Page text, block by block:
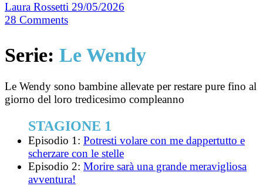
Laura Rossetti 29/05/2026
28 Comments
Serie: Le Wendy
Le Wendy sono bambine allevate per restare pure fino al
giorno del loro tredicesimo compleanno
STAGIONE 1
Episodio 1: Potresti volare con me dappertutto e
scherzare con le stelle
Episodio 2: Morire sarà una grande meravigliosa
avventura!